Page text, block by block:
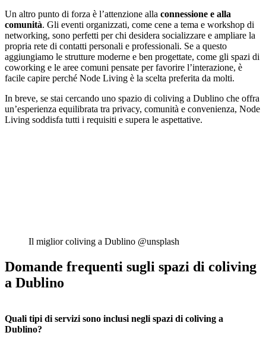
Un altro punto di forza è l’attenzione alla connessione e alla
comunità. Gli eventi organizzati, come cene a tema e workshop di
networking, sono perfetti per chi desidera socializzare e ampliare la
propria rete di contatti personali e professionali. Se a questo
aggiungiamo le strutture moderne e ben progettate, come gli spazi di
coworking e le aree comuni pensate per favorire l’interazione, è
facile capire perché Node Living è la scelta preferita da molti.
In breve, se stai cercando uno spazio di coliving a Dublino che offra
un’esperienza equilibrata tra privacy, comunità e convenienza, Node
Living soddisfa tutti i requisiti e supera le aspettative.
Il miglior coliving a Dublino @unsplash
Domande frequenti sugli spazi di coliving
a Dublino
Quali tipi di servizi sono inclusi negli spazi di coliving a
Dublino?